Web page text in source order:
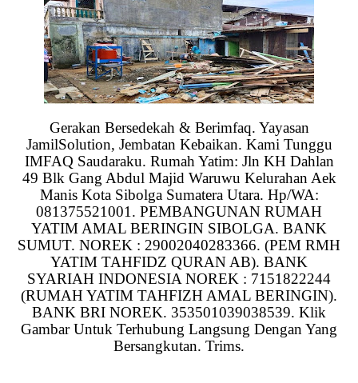
Gerakan Bersedekah & Berimfaq. Yayasan
JamilSolution, Jembatan Kebaikan. Kami Tunggu
IMFAQ Saudaraku. Rumah Yatim: Jln KH Dahlan
49 Blk Gang Abdul Majid Waruwu Kelurahan Aek
Manis Kota Sibolga Sumatera Utara. Hp/WA:
081375521001. PEMBANGUNAN RUMAH
YATIM AMAL BERINGIN SIBOLGA. BANK
SUMUT. NOREK : 29002040283366. (PEM RMH
YATIM TAHFIDZ QURAN AB). BANK
SYARIAH INDONESIA NOREK : 7151822244
(RUMAH YATIM TAHFIZH AMAL BERINGIN).
BANK BRI NOREK. 353501039038539. Klik
Gambar Untuk Terhubung Langsung Dengan Yang
Bersangkutan. Trims.